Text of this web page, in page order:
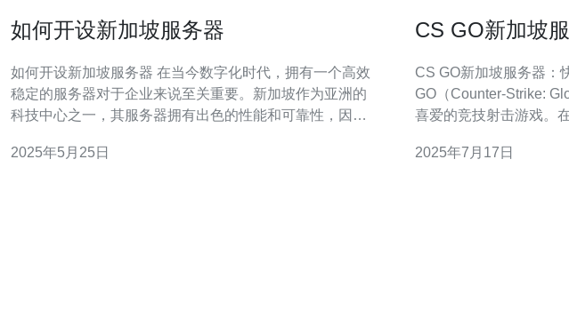
如何开设新加坡服务器
如何开设新加坡服务器 在当今数字化时代，拥有一个高效
稳定的服务器对于企业来说至关重要。新加坡作为亚洲的
科技中心之一，其服务器拥有出色的性能和可靠性，因此
开设新加坡服务器，希望对您有所帮助。 首先，选择一家
2025年5月25日
CS GO新加坡
CS GO新加坡服务器：快
GO（Counter-Strike:
喜爱的竞技射击游戏。
务器之一，备受玩家青睐。 新加坡服务器提供快速
2025年7月17日